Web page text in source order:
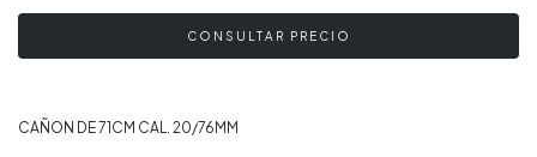
CAÑON DE 71CM CAL. 20/76MM